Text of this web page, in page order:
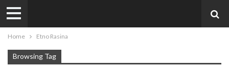
Home Etno Rasina
Browsing Tag